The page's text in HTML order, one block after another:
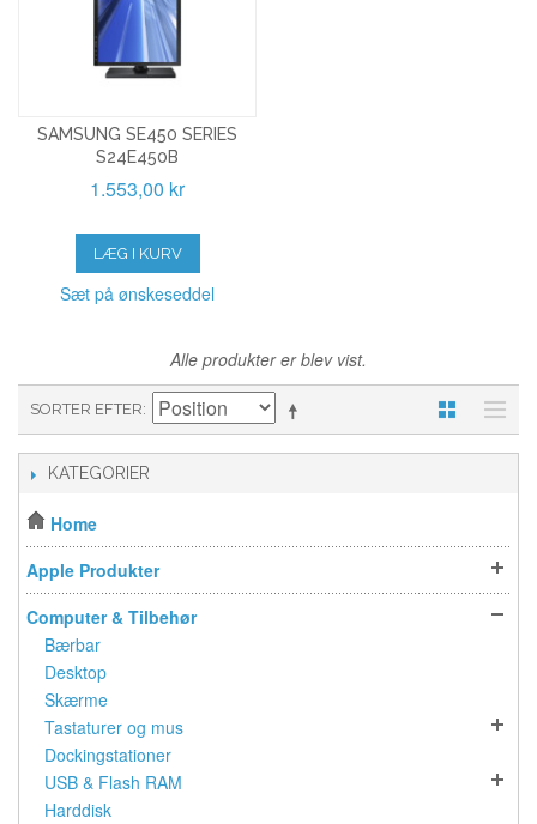
SAMSUNG SE450 SERIES
S24E450B
1.553,00 kr
LÆG I KURV
Sæt på ønskeseddel
Alle produkter er blev vist.
SORTER EFTER
KATEGORIER
Home
Apple Produkter
Computer & Tilbehør
Bærbar
Desktop
Skærme
Tastaturer og mus
Dockingstationer
USB & Flash RAM
Harddisk